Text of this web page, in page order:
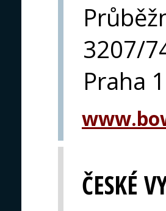
3207/
Praha
ČESKÉ